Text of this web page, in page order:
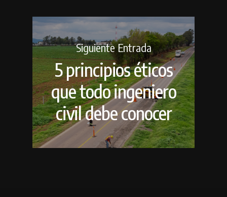
Siguiente Entrada
5 principios éticos
que todo ingeniero
civil debe conocer